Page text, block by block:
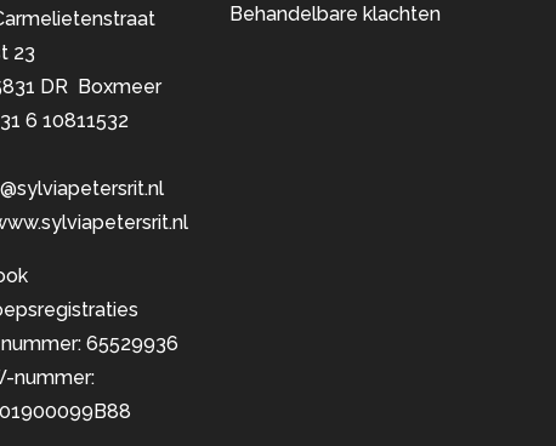
23
DR Boxmeer
6 10811532
65529936
nummer:
Behandelbare klachten